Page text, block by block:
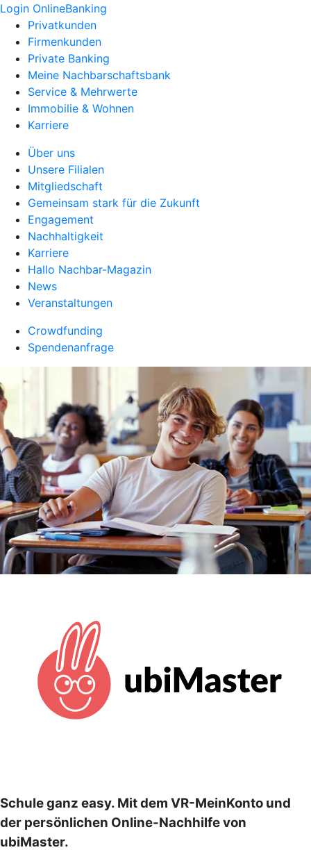
Login OnlineBanking
Privatkunden
Firmenkunden
Private Banking
Meine Nachbarschaftsbank
Service & Mehrwerte
Immobilie & Wohnen
Karriere
Über uns
Unsere Filialen
Mitgliedschaft
Gemeinsam stark für die Zukunft
Engagement
Nachhaltigkeit
Karriere
Hallo Nachbar-Magazin
News
Veranstaltungen
Crowdfunding
Spendenanfrage
Schule ganz easy. Mit dem VR-MeinKonto und
der persönlichen Online-Nachhilfe von
ubiMaster.